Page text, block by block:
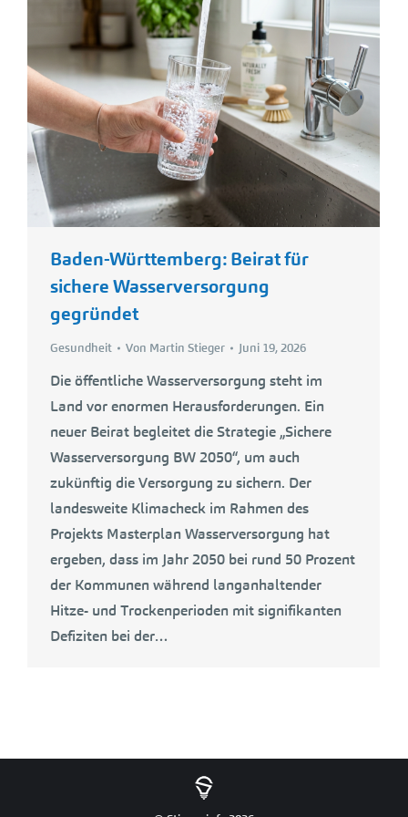
Baden-Württemberg: Beirat für
sichere Wasserversorgung
gegründet
Gesundheit Von Martin Stieger Juni 19, 2026
Die öffentliche Wasserversorgung steht im
Land vor enormen Herausforderungen. Ein
neuer Beirat begleitet die Strategie „Sichere
Wasserversorgung BW 2050“, um auch
zukünftig die Versorgung zu sichern. Der
landesweite Klimacheck im Rahmen des
Projekts Masterplan Wasserversorgung hat
ergeben, dass im Jahr 2050 bei rund 50 Prozent
der Kommunen während langanhaltender
Hitze- und Trockenperioden mit signifikanten
Defiziten bei der…